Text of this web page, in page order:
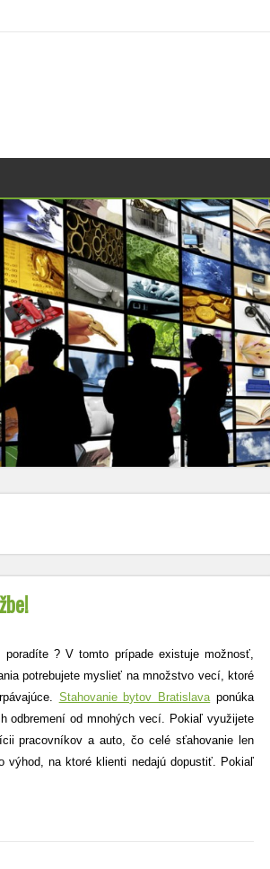
? V tomto prípade existuje možnosť,
potrebujete myslieť na množstvo vecí, ktoré
Stahovanie bytov Bratislava ponúka
odbremení od mnohých vecí. Pokiaľ využijete
pracovníkov a auto, čo celé sťahovanie len
výhod, na ktoré klienti nedajú dopustiť. Pokiaľ